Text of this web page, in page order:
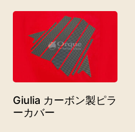
Giulia カーボン製ピラ
ーカバー